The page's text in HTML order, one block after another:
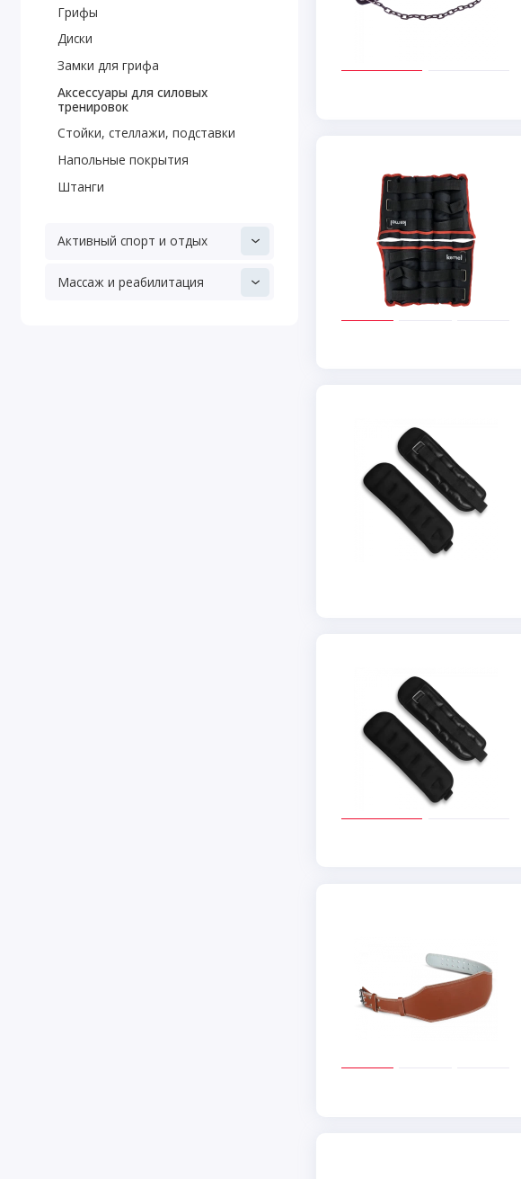
Грифы
Диски
Замки для грифа
Аксессуары для силовых
тренировок
Стойки, стеллажи, подставки
Напольные покрытия
Штанги
Активный спорт и отдых
Массаж и реабилитация